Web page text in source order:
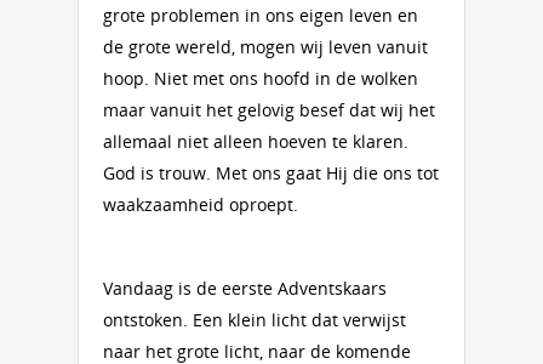
grote problemen in ons eigen leven en
de grote wereld, mogen wij leven vanuit
hoop. Niet met ons hoofd in de wolken
maar vanuit het gelovig besef dat wij het
allemaal niet alleen hoeven te klaren.
God is trouw. Met ons gaat Hij die ons tot
waakzaamheid oproept.
Vandaag is de eerste Adventskaars
ontstoken. Een klein licht dat verwijst
naar het grote licht, naar de komende